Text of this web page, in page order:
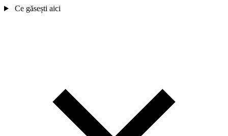
Ce găsești aici